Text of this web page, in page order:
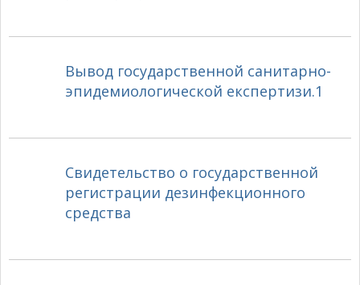
Вывод государственной санитарно-
эпидемиологической експертизи.1
Свидетельство о государственной
регистрации дезинфекционного
средства